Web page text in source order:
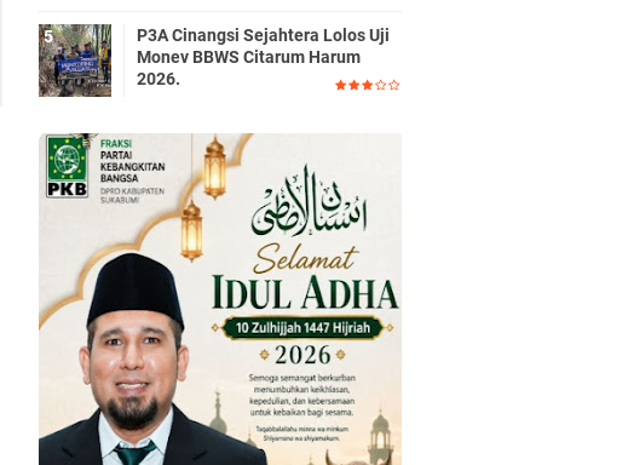
P3A Cinangsi Sejahtera Lolos Uji
Monev BBWS Citarum Harum
2026.